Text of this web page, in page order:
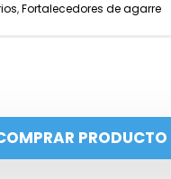
,Fortalecedores de agarre
PRODUCTO